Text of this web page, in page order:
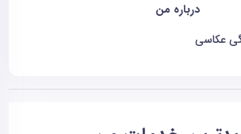
درباره من
عکاسی